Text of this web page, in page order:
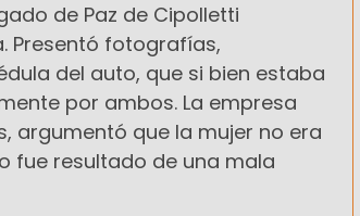
de Paz de Cipolletti
Presentó fotografías,
del auto, que si bien estaba
por ambos. La empresa
argumentó que la mujer no era
fue resultado de una mala